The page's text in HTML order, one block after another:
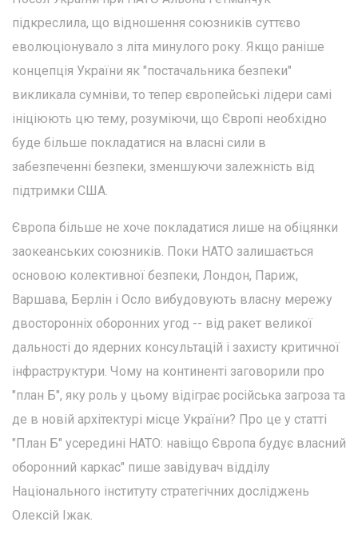
підкреслила, що відношення союзників суттєво
еволюціонувало з літа минулого року. Якщо раніше
концепція України як "постачальника безпеки"
викликала сумніви, то тепер європейські лідери самі
ініціюють цю тему, розуміючи, що Європі необхідно
буде більше покладатися на власні сили в
забезпеченні безпеки, зменшуючи залежність від
підтримки США.
Європа більше не хоче покладатися лише на обіцянки
заокеанських союзників. Поки НАТО залишається
основою колективної безпеки, Лондон, Париж,
Варшава, Берлін і Осло вибудовують власну мережу
двосторонніх оборонних угод -- від ракет великої
дальності до ядерних консультацій і захисту критичної
інфраструктури. Чому на континенті заговорили про
"план Б", яку роль у цьому відіграє російська загроза та
де в новій архітектурі місце України? Про це у статті
"План Б" усередині НАТО: навіщо Європа будує власний
оборонний каркас" пише завідувач відділу
Національного інституту стратегічних досліджень
Олексій Іжак.